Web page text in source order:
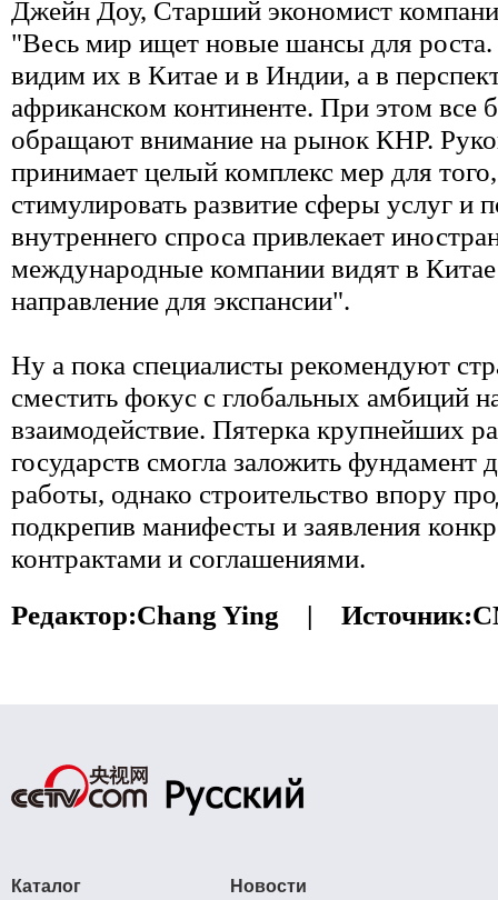
Джейн Доу, Старший экономист
"Весь мир ищет новые шансы для
видим их в Китае и в Индии, а в
африканском континенте. При этом все
обращают внимание на рынок КНР.
принимает целый комплекс мер для
стимулировать развитие сферы услуг и
внутреннего спроса привлекает
международные компании видят в
направление для экспансии".
Ну а пока специалисты рекомендуют
сместить фокус с глобальных амбиций
взаимодействие. Пятерка крупнейших
государств смогла заложить фундамент
работы, однако строительство впору
подкрепив манифесты и заявления
контрактами и соглашениями.
Редактор:Chang Ying | Источник:
Каталог Новости